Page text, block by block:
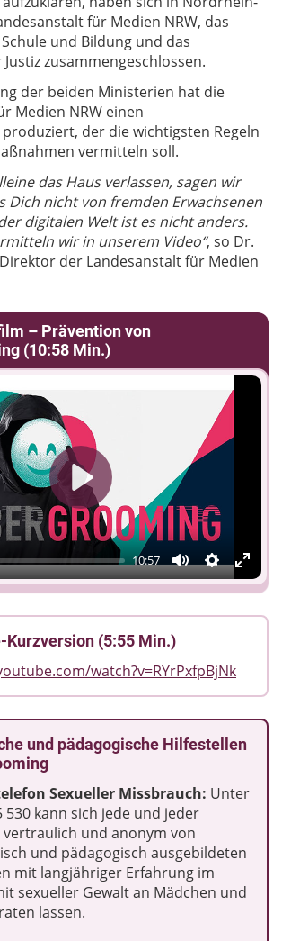
für Medien NRW, das
und Bildung und das
zusammengeschlossen.
der beiden Ministerien hat die
Medien NRW einen
der die wichtigsten Regeln
vermitteln soll.
das Haus verlassen, sagen wir
Dich nicht von fremden Erwachsenen
digitalen Welt ist es nicht anders.
wir in unserem Video“, so Dr.
der Landesanstalt für Medien
– Prävention von
(10:58 Min.)
10:57
Mute
Enter
Play
Kurzversion (5:55 Min.)
watch?v=RYrPxfpBjNk
und pädagogische Hilfestellen
Sexueller Missbrauch: Unter
530 kann sich jede und jeder
vertraulich und anonym von
und pädagogisch ausgebildeten
mit langjähriger Erfahrung im
sexueller Gewalt an Mädchen und
lassen.